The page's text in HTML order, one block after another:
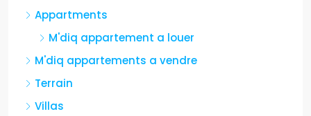
Appartments
M'diq appartement a louer
M'diq appartements a vendre
Terrain
Villas